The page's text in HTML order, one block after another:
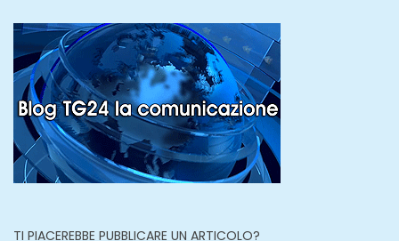
TI PIACEREBBE PUBBLICARE UN ARTICOLO?